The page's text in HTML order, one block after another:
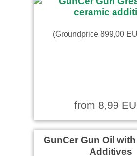
(Groundprice 899,00
from 8,99
GunCer Gun Oil
Additives